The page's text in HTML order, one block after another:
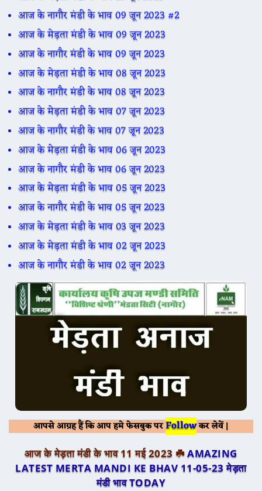
आज के नागौर मंडी के भाव 09 जून 2023 #2
आज के मेड़ता मंडी के भाव 09 जून 2023
आज के नागौर मंडी के भाव 09 जून 2023
आज के मेड़ता मंडी के भाव 08 जून 2023
आज के नागौर मंडी के भाव 08 जून 2023
आज के मेड़ता मंडी के भाव 07 जून 2023
आज के नागौर मंडी के भाव 07 जून 2023
आज के मेड़ता मंडी के भाव 06 जून 2023
आज के नागौर मंडी के भाव 06 जून 2023
आज के मेड़ता मंडी के भाव 05 जून 2023
आज के नागौर मंडी के भाव 05 जून 2023
आज के मेड़ता मंडी के भाव 03 जून 2023
आज के मेड़ता मंडी के भाव 02 जून 2023
आज के नागौर मंडी के भाव 02 जून 2023
आपसे आग्रह हैं कि आप हमे फेसबुक परFollowकर लेवें |
आज के मेड़ता मंडी के भाव 11 मई 2023 ☘️AMAZING
LATEST MERTA MANDI KE BHAV 11-05-23 मेड़ता
मंडी भाव TODAY